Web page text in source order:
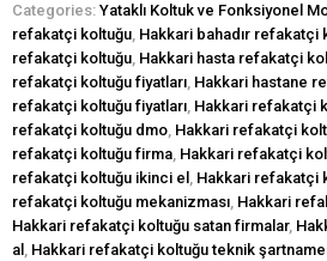
Categories: Yataklı Koltuk ve Fonksiyonel
refakatçi koltuğu, Hakkari bahadır refakatçi
refakatçi koltuğu, Hakkari hasta refakatçi
refakatçi koltuğu fiyatları, Hakkari hastane
refakatçi koltuğu fiyatları, Hakkari refakatçi
refakatçi koltuğu dmo, Hakkari refakatçi
refakatçi koltuğu firma, Hakkari refakatçi
refakatçi koltuğu ikinci el , Hakkari refakatçi
refakatçi koltuğu mekanizması, Hakkari
Hakkari refakatçi koltuğu satan firmalar,
al , Hakkari refakatçi koltuğu teknik